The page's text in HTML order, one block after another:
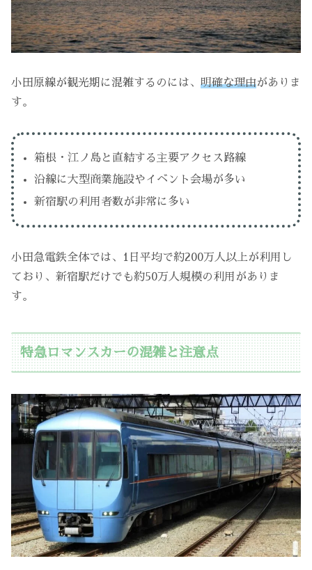
小田原線が観光期に混雑するのには、 明確な理由がありま
す。
箱根・江ノ島と直結する主要アクセス路線
沿線に大型商業施設やイベント会場が多い
新宿駅の利用者数が非常に多い
小田急電鉄全体では、1日平均で約200万人以上が利用し
ており、新宿駅だけでも約50万人規模の利用がありま
す。
特急ロマンスカーの混雑と注意点